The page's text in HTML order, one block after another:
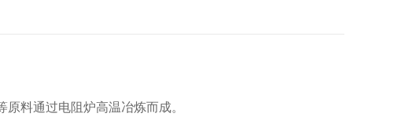
料通过电阻炉高温冶炼而成。